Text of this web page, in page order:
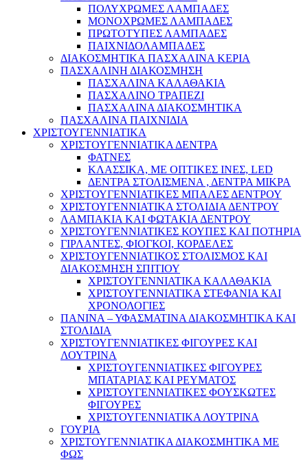
ΠΟΛΥΧΡΩΜΕΣ ΛΑΜΠΑΔΕΣ
ΜΟΝΟΧΡΩΜΕΣ ΛΑΜΠΑΔΕΣ
ΠΡΩΤΟΤΥΠΕΣ ΛΑΜΠΑΔΕΣ
ΠΑΙΧΝΙΔΟΛΑΜΠΑΔΕΣ
ΔΙΑΚΟΣΜΗΤΙΚΑ ΠΑΣΧΑΛΙΝΑ ΚΕΡΙΑ
ΠΑΣΧΑΛΙΝΗ ΔΙΑΚΟΣΜΗΣΗ
ΠΑΣΧΑΛΙΝΑ ΚΑΛΑΘΑΚΙΑ
ΠΑΣΧΑΛΙΝΟ ΤΡΑΠΕΖΙ
ΠΑΣΧΑΛΙΝΑ ΔΙΑΚΟΣΜΗΤΙΚΑ
ΠΑΣΧΑΛΙΝΑ ΠΑΙΧΝΙΔΙΑ
ΧΡΙΣΤΟΥΓΕΝΝΙΑΤΙΚΑ
ΧΡΙΣΤΟΥΓΕΝΝΙΑΤΙΚΑ ΔΕΝΤΡΑ
ΦΑΤΝΕΣ
ΚΛΑΣΣΙΚΑ, ΜΕ ΟΠΤΙΚΕΣ ΙΝΕΣ, LED
ΔΕΝΤΡΑ ΣΤΟΛΙΣΜΕΝΑ , ΔΕΝΤΡΑ ΜΙΚΡΑ
ΧΡΙΣΤΟΥΓΕΝΝΙΑΤΙΚΕΣ ΜΠΑΛΕΣ ΔΕΝΤΡΟΥ
ΧΡΙΣΤΟΥΓΕΝΝΙΑΤΙΚΑ ΣΤΟΛΙΔΙΑ ΔΕΝΤΡΟΥ
ΛΑΜΠΑΚΙΑ ΚΑΙ ΦΩΤΑΚΙΑ ΔΕΝΤΡΟΥ
ΧΡΙΣΤΟΥΓΕΝΝΙΑΤΙΚΕΣ ΚΟΥΠΕΣ ΚΑΙ ΠΟΤΗΡΙΑ
ΓΙΡΛΑΝΤΕΣ, ΦΙΟΓΚΟΙ, ΚΟΡΔΕΛΕΣ
ΧΡΙΣΤΟΥΓΕΝΝΙΑΤΙΚΟΣ ΣΤΟΛΙΣΜΟΣ ΚΑΙ
ΔΙΑΚΟΣΜΗΣΗ ΣΠΙΤΙΟΥ
ΧΡΙΣΤΟΥΓΕΝΝΙΑΤΙΚΑ ΚΑΛΑΘΑΚΙΑ
ΧΡΙΣΤΟΥΓΕΝΝΙΑΤΙΚΑ ΣΤΕΦΑΝΙΑ ΚΑΙ
ΧΡΟΝΟΛΟΓΙΕΣ
ΠΑΝΙΝΑ – ΥΦΑΣΜΑΤΙΝΑ ΔΙΑΚΟΣΜΗΤΙΚΑ ΚΑΙ
ΣΤΟΛΙΔΙΑ
ΧΡΙΣΤΟΥΓΕΝΝΙΑΤΙΚΕΣ ΦΙΓΟΥΡΕΣ ΚΑΙ
ΛΟΥΤΡΙΝΑ
ΧΡΙΣΤΟΥΓΕΝΝΙΑΤΙΚΕΣ ΦΙΓΟΥΡΕΣ
ΜΠΑΤΑΡΙΑΣ ΚΑΙ ΡΕΥΜΑΤΟΣ
ΧΡΙΣΤΟΥΓΕΝΝΙΑΤΙΚΕΣ ΦΟΥΣΚΩΤΕΣ
ΦΙΓΟΥΡΕΣ
ΧΡΙΣΤΟΥΓΕΝΝΙΑΤΙΚΑ ΛΟΥΤΡΙΝΑ
ΓΟΥΡΙΑ
ΧΡΙΣΤΟΥΓΕΝΝΙΑΤΙΚΑ ΔΙΑΚΟΣΜΗΤΙΚΑ ΜΕ
ΦΩΣ